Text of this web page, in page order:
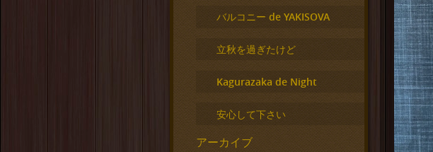
バルコニー de YAKISOVA
立秋を過ぎたけど
Kagurazaka de Night
安心して下さい
アーカイブ